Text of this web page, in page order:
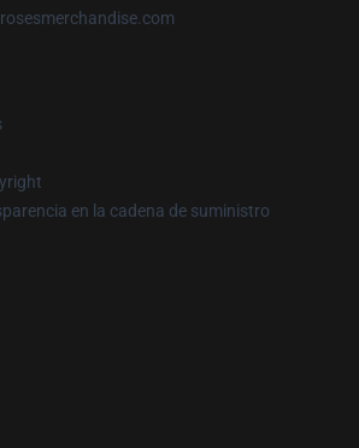
en la cadena de suministro